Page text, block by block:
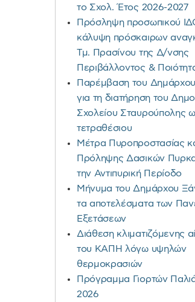
το Σχολ. Έτος 2026-2027
Πρόσληψη προσωπικού
κάλυψη πρόσκαιρων
Τμ. Πρασίνου της Δ/νσης
Περιβάλλοντος &
Παρέμβαση του
για τη διατήρηση του
Σχολείου Σταυρούπολης
τετραθέσιου
Μέτρα Πυροπροστασίας
Πρόληψης Δασικών
την Αντιπυρική Περίοδο
Μήνυμα του Δημάρχου
τα αποτελέσματα των
Εξετάσεων
Διάθεση κλιματιζόμενης
του ΚΑΠΗ λόγω υψηλών
θερμοκρασιών
Πρόγραμμα Γιορτών
2026